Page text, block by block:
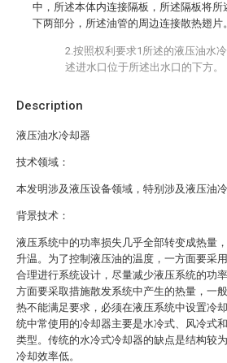
Description
液压油水冷却器
技术领域：
本发明涉及液压设备领域，特别涉及液压油冷
背景技术：
液压系统中的功率损失几乎全部转变成热量
升温。为了控制液压油的温度，一方面要采
合理进行系统设计，尽量减少液压系统的功
方面要采取措施散发系统中产生的热量，一
热不能满足要求，必须在液压系统中设置冷
统中常使用的冷却器主要是水冷式、风冷式
类型。传统的水冷式冷却器的缺点是结构较
冷却效率低。
中，所述本体内连接隔板，所述隔板将
下两部分，所述油管的周边连接散热翅片。
2.按照权利要求1所述的液压油水
述进水口位于所述出水口的下方。